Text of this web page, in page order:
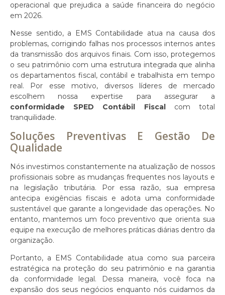
operacional que prejudica a saúde financeira do negócio
em 2026.
Nesse sentido, a EMS Contabilidade atua na causa dos
problemas, corrigindo falhas nos processos internos antes
da transmissão dos arquivos finais. Com isso, protegemos
o seu patrimônio com uma estrutura integrada que alinha
os departamentos fiscal, contábil e trabalhista em tempo
real. Por esse motivo, diversos líderes de mercado
escolhem nossa expertise para assegurar a
conformidade SPED Contábil Fiscal
com total
tranquilidade.
Soluções Preventivas E Gestão De
Qualidade
Nós investimos constantemente na atualização de nossos
profissionais sobre as mudanças frequentes nos layouts e
na legislação tributária. Por essa razão, sua empresa
antecipa exigências fiscais e adota uma conformidade
sustentável que garante a longevidade das operações. No
entanto, mantemos um foco preventivo que orienta sua
equipe na execução de melhores práticas diárias dentro da
organização.
Portanto, a EMS Contabilidade atua como sua parceira
estratégica na proteção do seu patrimônio e na garantia
da conformidade legal. Dessa maneira, você foca na
expansão dos seus negócios enquanto nós cuidamos da